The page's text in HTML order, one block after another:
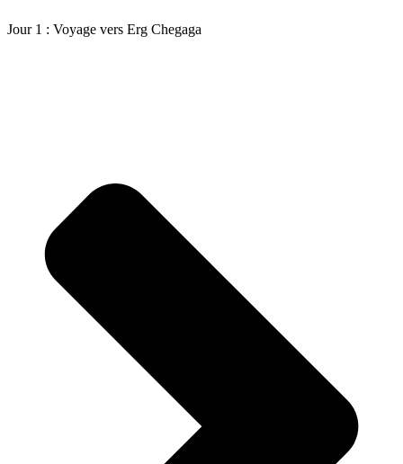
Jour 1 : Voyage vers Erg Chegaga